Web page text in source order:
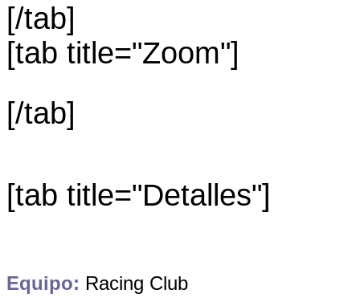
[/tab]
[tab title="Zoom"]
[/tab]
[tab title="Detalles"]
Equipo: Racing Club